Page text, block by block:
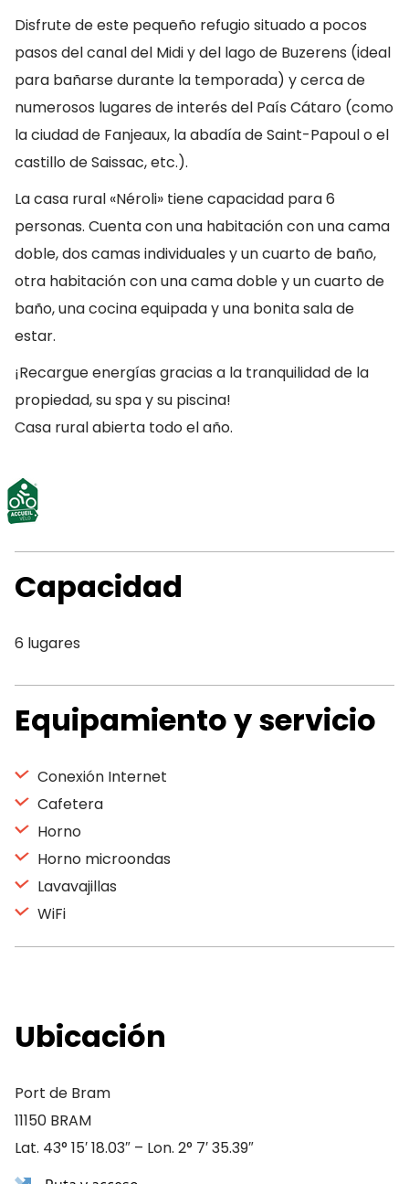
Disfrute de este pequeño refugio situado a pocos
pasos del canal del Midi y del lago de Buzerens (ideal
para bañarse durante la temporada) y cerca de
numerosos lugares de interés del País Cátaro (como
la ciudad de Fanjeaux, la abadía de Saint-Papoul o el
castillo de Saissac, etc.).
La casa rural «Néroli» tiene capacidad para 6
personas. Cuenta con una habitación con una cama
doble, dos camas individuales y un cuarto de baño,
otra habitación con una cama doble y un cuarto de
baño, una cocina equipada y una bonita sala de
estar.
¡Recargue energías gracias a la tranquilidad de la
propiedad, su spa y su piscina!
Casa rural abierta todo el año.
Capacidad
6 lugares
Equipamiento y servicio
Conexión Internet
Cafetera
Horno
Horno microondas
Lavavajillas
WiFi
Ubicación
Port de Bram
11150 BRAM
Lat. 43° 15′ 18.03″ – Lon. 2° 7′ 35.39″